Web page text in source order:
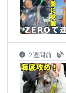
2週間前